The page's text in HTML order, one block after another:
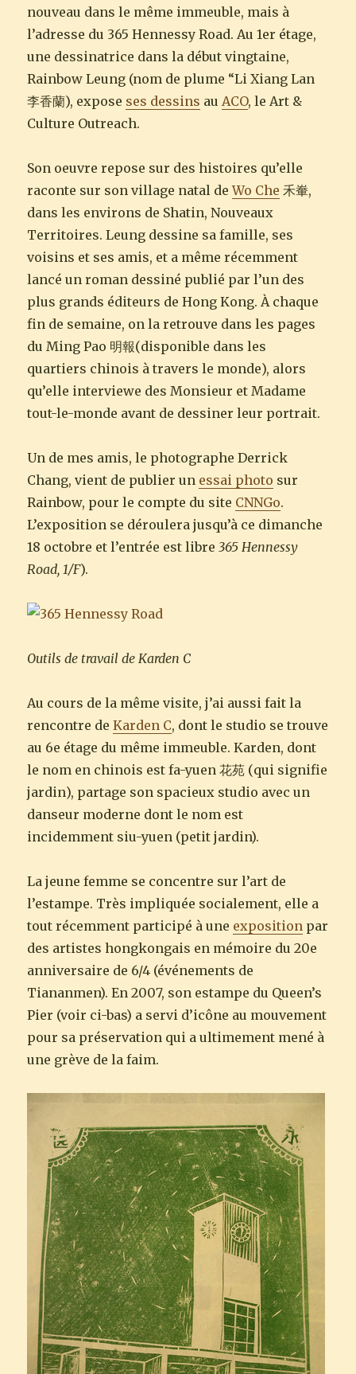
nouveau dans le même immeuble, mais à
l’adresse du 365 Hennessy Road. Au 1er étage,
une dessinatrice dans la début vingtaine,
Rainbow Leung (nom de plume “Li Xiang Lan
李香蘭), expose ses dessins au ACO, le Art &
Culture Outreach.
Son oeuvre repose sur des histoires qu’elle
raconte sur son village natal deWo Che 禾輋,
dans les environs de Shatin, Nouveaux
Territoires. Leung dessine sa famille, ses
voisins et ses amis, et a même récemment
lancé un roman dessiné publié par l’un des
plus grands éditeurs de Hong Kong. À chaque
fin de semaine, on la retrouve dans les pages
du Ming Pao 明報(disponible dans les
quartiers chinois à travers le monde), alors
qu’elle interviewe des Monsieur et Madame
tout-le-monde avant de dessiner leur portrait.
Un de mes amis, le photographe Derrick
Chang, vient de publier un essai photo sur
Rainbow, pour le compte du site CNNGo.
L’exposition se déroulera jusqu’à ce dimanche
18 octobre et l’entrée est libre 365 Hennessy
Road, 1/F).
Outils de travail de Karden C
Au cours de la même visite, j’ai aussi fait la
rencontre deKarden C, dont le studio se trouve
au 6e étage du même immeuble. Karden, dont
le nom en chinois est fa-yuen 花苑 (qui signifie
jardin), partage son spacieux studio avec un
danseur moderne dont le nom est
incidemment siu-yuen (petit jardin).
La jeune femme se concentre sur l’art de
l’estampe. Très impliquée socialement, elle a
tout récemment participé à une exposition par
des artistes hongkongais en mémoire du 20e
anniversaire de 6/4 (événements de
Tiananmen). En 2007, son estampe du Queen’s
Pier (voir ci-bas) a servi d’icône au mouvement
pour sa préservation qui a ultimement mené à
une grève de la faim.